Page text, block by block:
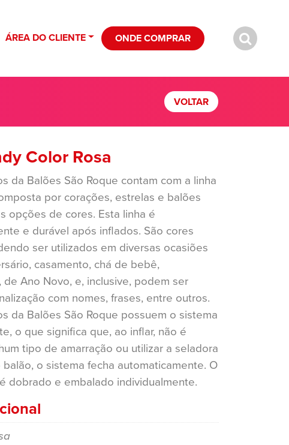
ÁREA DO CLIENTE ONDE COMPRAR
VOLTAR
Color Rosa
da Balões São Roque contam com a linha
por corações, estrelas e balões
opções de cores. Esta linha é
e durável após inflados. São cores
ser utilizados em diversas ocasiões
casamento, chá de bebê,
Ano Novo, e, inclusive, podem ser
com nomes, frases, entre outros.
da Balões São Roque possuem o sistema
o que significa que, ao inflar, não é
tipo de amarração ou utilizar a seladora
o sistema fecha automaticamente. O
dobrado e embalado individualmente.